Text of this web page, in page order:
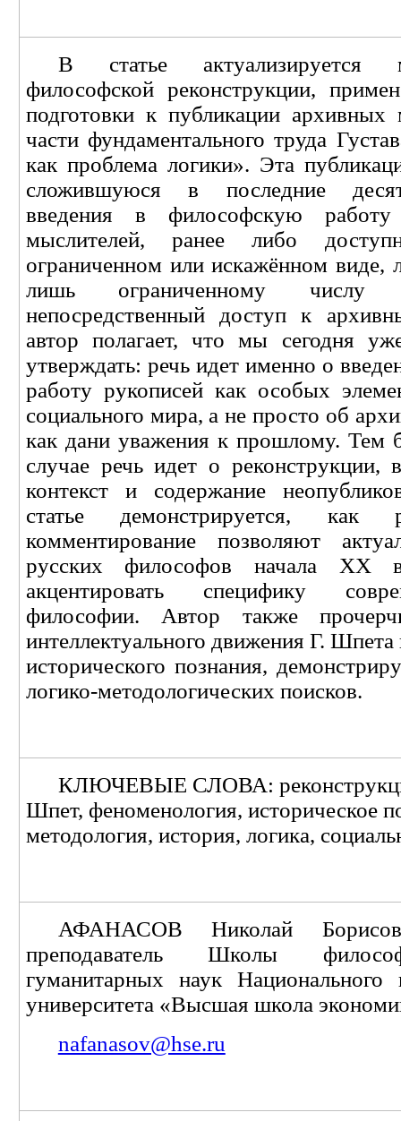
В статье актуализируется
философской реконструкции,
подготовки к публикации архивных
части фундаментального труда
как проблема логики». Эта
сложившуюся в последние
введения в философскую работу
мыслителей, ранее либо
ограниченном или искажённом виде,
лишь ограниченному
непосредственный доступ к
автор полагает, что мы сегодня
утверждать: речь идет именно о
работу рукописей как особых
социального мира, а не просто об
как дани уважения к прошлому. Тем
случае речь идет о реконструкции,
контекст и содержание
статье демонстрируется, как
комментирование позволяют
русских философов начала
акцентировать специфику
философии. Автор также
интеллектуального движения Г.
исторического познания,
логико-методологических поисков.
КЛЮЧЕВЫЕ СЛОВА:
Шпет, феноменология, историческое
методология, история, логика,
АФАНАСОВ Николай
преподаватель Школы
гуманитарных наук Национального
университета «Высшая школа
nafanasov@hse.ru